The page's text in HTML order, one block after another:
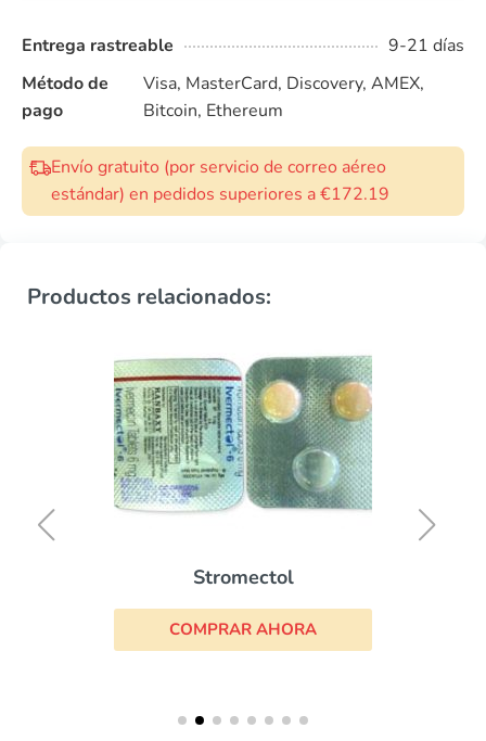
Entrega rastreable
9-21 días
Método de
pago
Visa, MasterCard, Discovery, AMEX,
Bitcoin, Ethereum
Envío gratuito (por servicio de correo aéreo
estándar) en pedidos superiores a €172.19
Productos relacionados:
Stromectol
COMPRAR AHORA